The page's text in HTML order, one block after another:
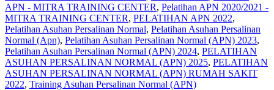
APN - MITRA TRAINING CENTER, Pelatihan APN 2020/2021 -
MITRA TRAINING CENTER, PELATIHAN APN 2022,
Pelatihan Asuhan Persalinan Normal, Pelatihan Asuhan Persalinan
Normal (Apn), Pelatihan Asuhan Persalinan Normal (APN) 2023,
Pelatihan Asuhan Persalinan Normal (APN) 2024, PELATIHAN
ASUHAN PERSALINAN NORMAL (APN) 2025, PELATIHAN
ASUHAN PERSALINAN NORMAL (APN) RUMAH SAKIT
2022, Training Asuhan Persalinan Normal (APN)